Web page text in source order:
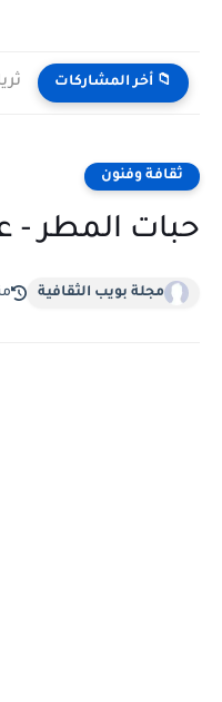
📁 أخر المشاركات
ثقافة وفنون
حبات المطر -
مجلة بويب الثقافية